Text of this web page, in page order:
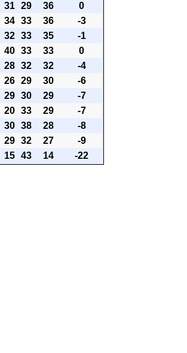
31 29 36
0
34 33 36
-3
32 33 35
-1
40 33 33
0
28 32 32
-4
26 29 30
-6
29 30 29
-7
20 33 29
-7
30 38 28
-8
29 32 27
-9
15 43 14 -22